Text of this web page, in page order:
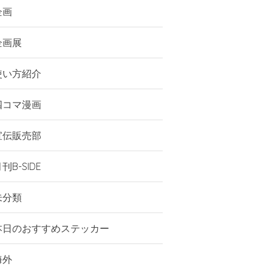
画
画展
い方紹介
コマ漫画
伝販売部
B-SIDE
分類
日のおすすめステッカー
外